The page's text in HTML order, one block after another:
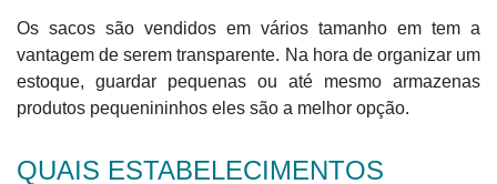
Os sacos são vendidos em vários tamanho em tem a
vantagem de serem transparente. Na hora de organizar um
estoque, guardar pequenas ou até mesmo armazenas
produtos pequenininhos eles são a melhor opção.
QUAIS ESTABELECIMENTOS